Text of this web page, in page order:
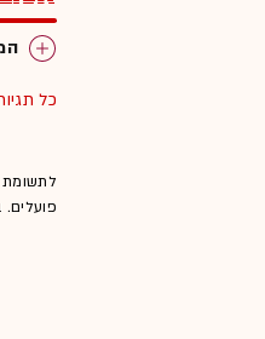
כל
לתשומת
פועלים.